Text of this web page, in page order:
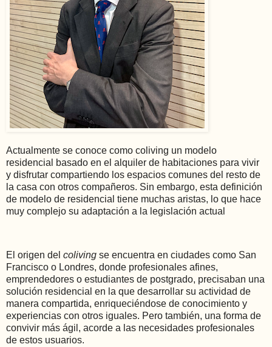
Actualmente se conoce como coliving un modelo
residencial basado en el alquiler de habitaciones para vivir
y disfrutar compartiendo los espacios comunes del resto de
la casa con otros compañeros. Sin embargo, esta definición
de modelo de residencial tiene muchas aristas, lo que hace
muy complejo su adaptación a la legislación actual
El origen del coliving se encuentra en ciudades como San
Francisco o Londres, donde profesionales afines,
emprendedores o estudiantes de postgrado, precisaban una
solución residencial en la que desarrollar su actividad de
manera compartida, enriqueciéndose de conocimiento y
experiencias con otros iguales. Pero también, una forma de
convivir más ágil, acorde a las necesidades profesionales
de estos usuarios.